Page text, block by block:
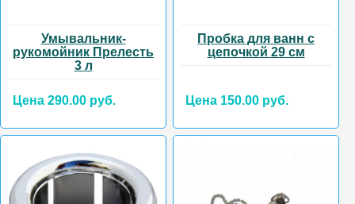
Умывальник-
рукомойник Прелесть
3 л
Цена 290.00 руб.
Пробка для ванн с
цепочкой 29 см
Цена 150.00 руб.